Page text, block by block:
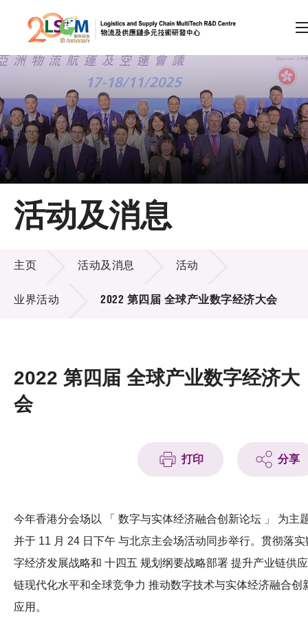
跳到内容（按回车键）
会员登录
A A EN 繁 简
主页
关于LSCM
技术商品化
项目及资助计划
活动及消息
会籍
活动及消息
活动及消息
主页 活动及消息 活动
业界活动 2022 第四届 全球产业数字经济大会
2022 第四届 全球产业数字经济大
会
打印 分享
今年香港分会场以 「 数字与实体经济融合创新论坛 」 为主
并于 11 月 24 日下午 与北京主会场活动同步举行。贯彻落实
字经济发展战略和 十四五 规划纲要战略部署 提升产业链供应
链现代化水平和全球竞争力 推动数字技术与实体经济融合创
应用。